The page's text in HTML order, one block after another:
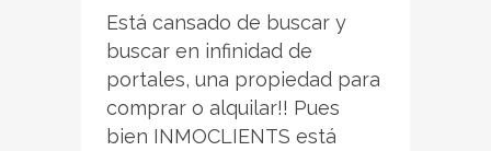
Está cansado de buscar y
buscar en infinidad de
portales, una propiedad para
comprar o alquilar!! Pues
bien INMOCLIENTS está